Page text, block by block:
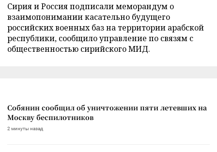
Сирия и Россия подписали меморандум о
взаимопонимании касательно будущего
российских военных баз на территории арабской
республики, сообщило управление по связям с
общественностью сирийского МИД.
Собянин сообщил об уничтожении пяти летевших на
Москву беспилотников
2 минуты назад